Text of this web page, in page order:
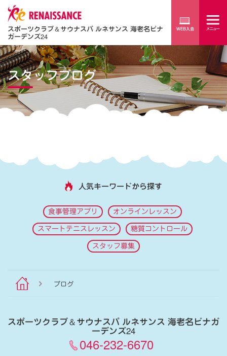
スポーツクラブ＆サウナスパ ルネサンス 海老名ビナ
ガーデンズ24
スタッフブログ
人気キーワードから探す
食事管理アプリ オンラインレッスン
スマートテニスレッスン 糖質コントロール
スタッフ募集
ブログ
スポーツクラブ＆サウナスパ ルネサンス 海老名ビナガ
ーデンズ24
046-232-6670